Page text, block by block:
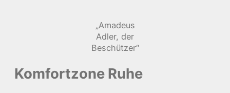
„Amadeus
Adler, der
Beschützer“
Komfortzone Ruhe